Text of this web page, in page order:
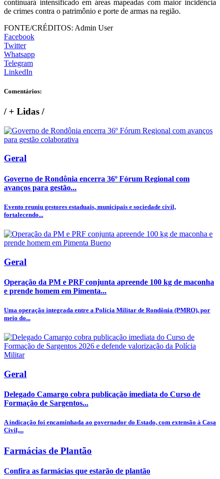
continuará intensificado em áreas mapeadas com maior incidência
de crimes contra o patrimônio e porte de armas na região.
FONTE/CRÉDITOS: Admin User
Facebook
Twitter
Whatsapp
Telegram
LinkedIn
Comentários:
/+ Lidas /
Geral
Governo de Rondônia encerra 36º Fórum Regional com
avanços para gestão...
Evento reuniu gestores estaduais, municipais e sociedade civil,
fortalecendo...
Geral
Operação da PM e PRF conjunta apreende 100 kg de maconha
e prende homem em Pimenta...
Uma operação integrada entre a Polícia Militar de Rondônia (PMRO), por
meio do...
Geral
Delegado Camargo cobra publicação imediata do Curso de
Formação de Sargentos...
A indicação foi encaminhada ao governador do Estado, com extensão à Casa
Civil,...
Farmácias de Plantão
Confira as farmácias que estarão de plantão